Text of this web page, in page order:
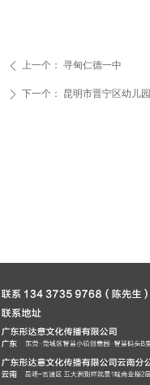
ꄴ 上一个： 寻甸仁德一中
ꄲ 下一个： 昆明市晋宁区幼儿园